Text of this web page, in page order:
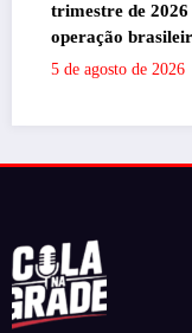
trimestre de 2026
operação
5 de agosto de 2026